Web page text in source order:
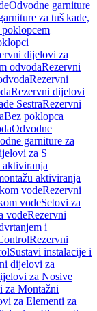
Odvodne garniture
za tuš kade,
dijelovi za
odvodaRezervni
Rezervni
Rezervni dijelovi
SestraRezervni
Bez poklopca
Odvodne
garniture za
za S
aktiviranja
aktiviranja
vodeRezervni
vodeSetovi za
vodeRezervni
i
Rezervni
Sustavi instalacije i
dijelovi za
za Nosive
za Montažni
za Elementi za